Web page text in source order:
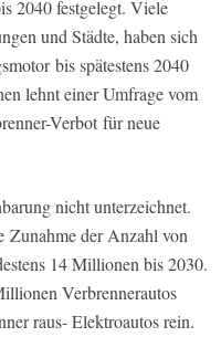
2040 festgelegt. Viele
und Städte, haben sich
bis spätestens 2040
lehnt einer Umfrage vom
Verbot für neue
nicht unterzeichnet.
Zunahme der Anzahl von
14 Millionen bis 2030.
Verbrennerautos
raus- Elektroautos rein.